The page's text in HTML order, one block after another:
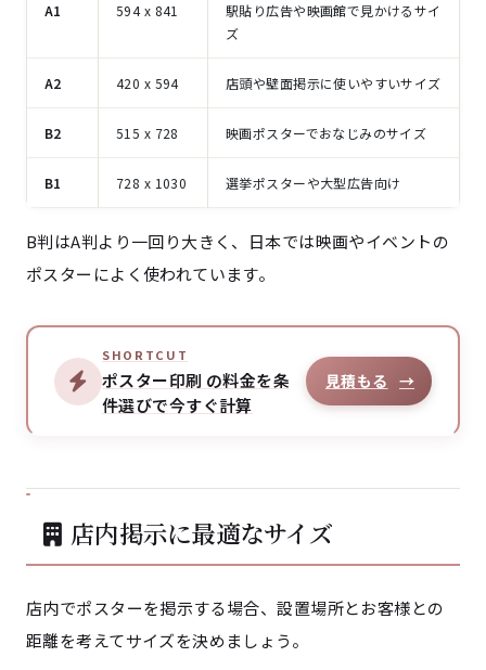
A1 594 x 841
駅貼り広告や映画館で見かけるサイ
ズ
A2 420 x 594 店頭や壁面掲示に使いやすいサイズ
B2 515 x 728 映画ポスターでおなじみのサイズ
B1 728 x 1030 選挙ポスターや大型広告向け
B判はA判より一回り大きく、日本では映画やイベントの
ポスターによく使われています。
SHORTCUT
ポスター印刷 の料金を条
件選びで今すぐ計算
見積もる →
店内掲示に最適なサイズ
店内でポスターを掲示する場合、設置場所とお客様との
距離を考えてサイズを決めましょう。